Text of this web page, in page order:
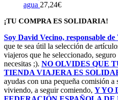
agua 27,24€
¡TU COMPRA ES SOLIDARIA!
Soy David Vecino, responsable
que te sea útil la selección de
viajeros que he seleccionado,
necesitas ;). NO OLVIDES QUE
TIENDA VIAJERA ES
ayudas con una pequeña comisión a
viviendo, a seguir comiendo, Y YO